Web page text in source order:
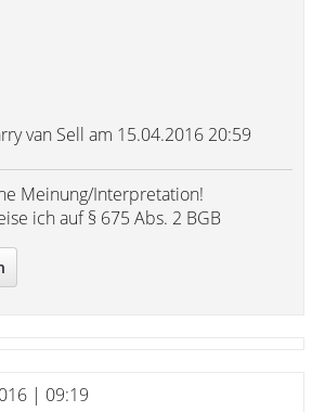
van Sell am 15.04.2016 20:59
Meinung/Interpretation!
ich auf § 675 Abs. 2 BGB
| 09:19